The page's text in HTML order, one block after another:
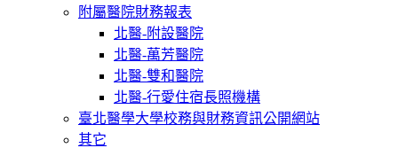
附屬醫院財務報表
北醫-附設醫院
北醫-萬芳醫院
北醫-雙和醫院
北醫-行愛住宿長照機構
臺北醫學大學校務與財務資訊公開網站
其它